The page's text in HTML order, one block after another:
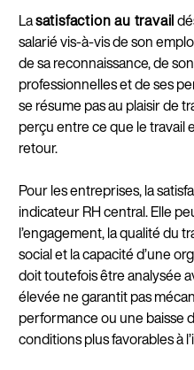
Lasatisfaction au travail
salarié vis-à-vis de son
de sa reconnaissance, de
professionnelles et de ses
se résume pas au plaisir de
perçu entre ce que le travail
retour.
Pour les entreprises, la
indicateur RH central. Elle
l’engagement, la qualité du
social et la capacité d’une
doit toutefois être analysée
élevée ne garantit pas
performance ou une baisse
conditions plus favorables à